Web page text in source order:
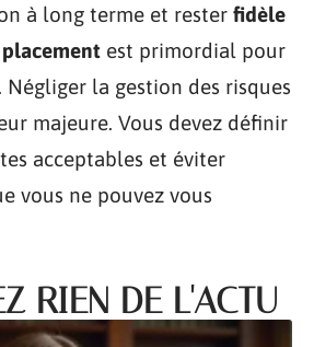
à long terme et rester fidèle
est primordial pour
Négliger la gestion des risques
majeure. Vous devez définir
acceptables et éviter
vous ne pouvez vous
RIEN DE L'ACTU